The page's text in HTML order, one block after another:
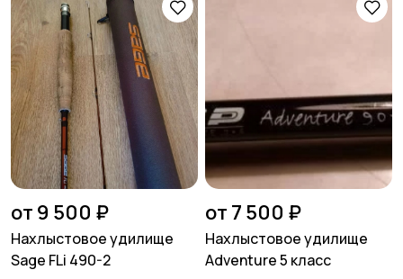
от 9 500 ₽
Нахлыстовое удилище
Sage FLi 490-2
от 7 500 ₽
Нахлыстовое удилище
Adventure 5 класс